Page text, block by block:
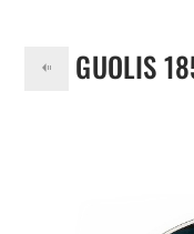
GUOLIS